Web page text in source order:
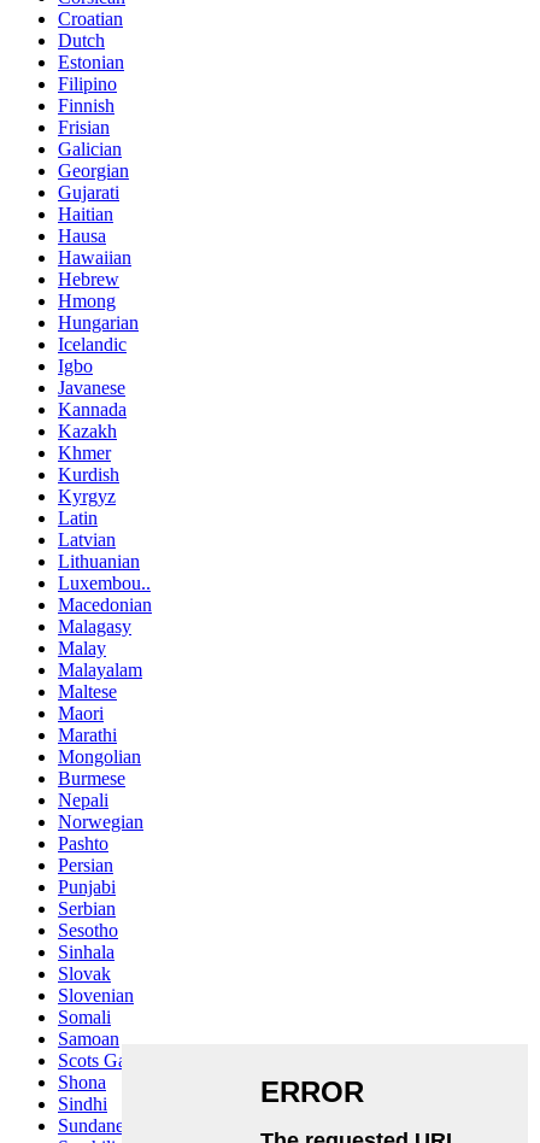
Croatian
Dutch
Estonian
Filipino
Finnish
Frisian
Galician
Georgian
Gujarati
Haitian
Hausa
Hawaiian
Hebrew
Hmong
Hungarian
Icelandic
Igbo
Javanese
Kannada
Kazakh
Khmer
Kurdish
Kyrgyz
Latin
Latvian
Lithuanian
Luxembou..
Macedonian
Malagasy
Malay
Malayalam
Maltese
Maori
Marathi
Mongolian
Burmese
Nepali
Norwegian
Pashto
Persian
Punjabi
Serbian
Sesotho
Sinhala
Slovak
Slovenian
Somali
Samoan
Scots Gaelic
Shona
Sindhi
Sundanese